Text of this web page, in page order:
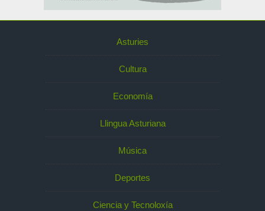
Asturies
Cultura
Economía
Llingua Asturiana
Música
Deportes
Ciencia y Tecnoloxía